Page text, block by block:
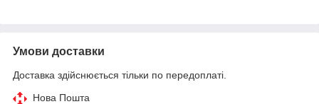
Умови доставки
Доставка здійснюється тільки по передоплаті.
Нова Пошта